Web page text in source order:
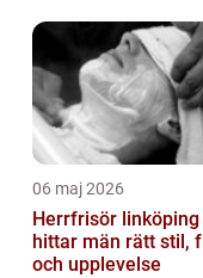
06 maj 2026
Herrfrisör linköping så
hittar män rätt stil,
och upplevelse